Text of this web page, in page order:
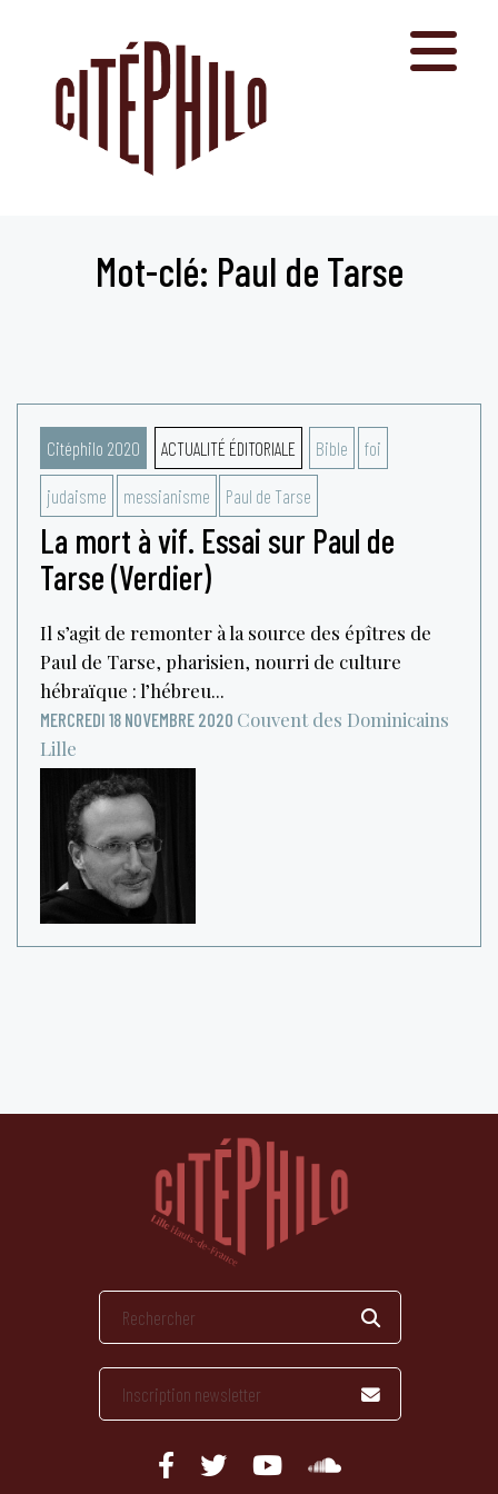
Mot-clé: Paul de Tarse
Citéphilo 2020 ACTUALITÉ ÉDITORIALE Bible foi
judaisme messianisme Paul de Tarse
La mort à vif. Essai sur Paul de
Tarse (Verdier)
Il s’agit de remonter à la source des épîtres de
Paul de Tarse, pharisien, nourri de culture
hébraïque : l’hébreu...
MERCREDI 18 NOVEMBRE 2020 Couvent des Dominicains
Lille